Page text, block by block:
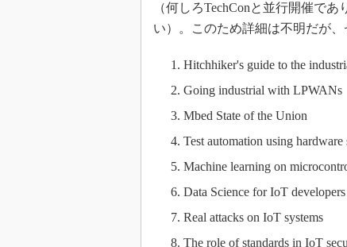
（何しろTechConと並行開催で
い）。このため詳細は不明だが
Hitchhiker's guide to the
Going industrial with LPWANs
Mbed State of the Union
Test automation using hardware
Machine learning on
Data Science for IoT developers
Real attacks on IoT systems
The role of standards in IoT